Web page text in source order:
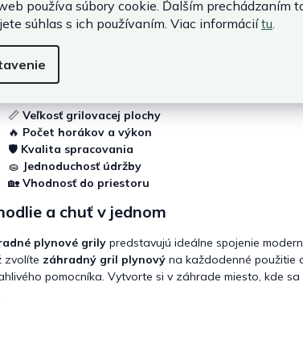
používa súbory cookie. Ďalším prechádzaním
súhlas s ich používaním. Viac informáciítu.
zážitok z grilovania úplný, odporúčame kvalitné
zjednodušujú prípravu jedál a zvyšujú bezpečnosť
si vybrať správny plynový gril
📏 Veľkosť grilovacej plochy
🔥 Počet horákov a výkon
🛡️ Kvalita spracovania
🧽 Jednoduchosť údržby
🏡 Vhodnosť do priestoru
a chuť v jednom
plynové grily predstavujú ideálne spojenie
zvolíte záhradný gril plynový na každodenné použitie
pomocníka. Vytvorte si v záhrade miesto, kde